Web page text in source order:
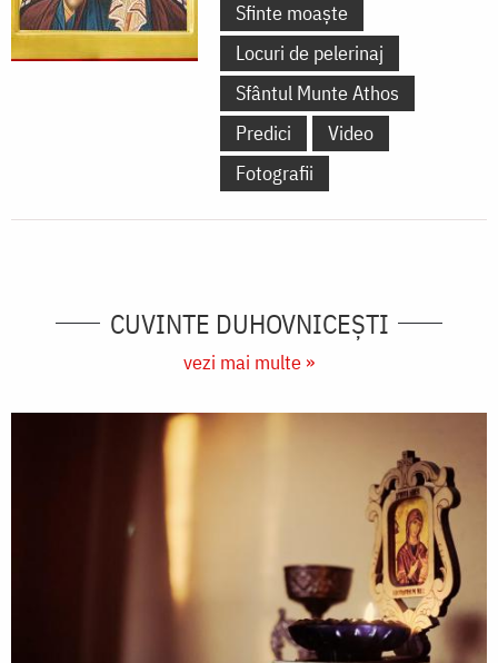
Sfinte moaște
Locuri de pelerinaj
Sfântul Munte Athos
Predici
Video
Fotografii
CUVINTE DUHOVNICEȘTI
vezi mai multe »